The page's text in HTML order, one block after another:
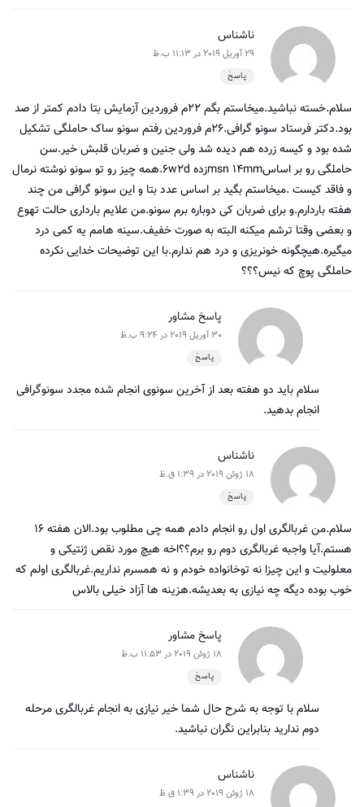
ناشناس
29 آوریل 2019 در 11:13 ب.ظ
پاسخ
سلام.خسته نباشید.میخاستم بگم ۲۲م فروردین آزمایش بتا دادم کمتر از صد
بود.دکتر فرستاد سونو گرافی.۲۶م فروردین رفتم سونو ساک حاملگی تشکیل
شده بود و کیسه زرده هم دیده شد ولی جنین و ضربان قلبش خیر.سن
حاملگی رو بر اساسmsn 14mmزده ۶w2d.همه چیز رو تو سونو نوشته نرمال
و فاقد کیست .میخاستم بگید بر اساس عدد بتا و این سونو گرافی من چند
هفته باردارم.و برای ضربان کی دوباره برم سونو.من علایم بارداری حالت تهوع
و بعضی وقتا ترشم میکنه البته به صورت خفیف.سینه هامم یه کمی درد
میگیره.هیچگونه خونریزی و درد هم ندارم.با این توضیحات خدایی نکرده
حاملگی پوچ که نیس؟؟؟
پاسخ مشاور
30 آوریل 2019 در 9:24 ب.ظ
پاسخ
سلام باید دو هفته بعد از آخرین سونوی انجام شده مجدد سونوگرافی
انجام بدهید.
ناشناس
18 ژوئن 2019 در 1:39 ق.ظ
پاسخ
سلام.من غربالگری اول رو انجام دادم همه چی مطلوب بود.الان هفته ۱۶
هستم.آیا واجبه غربالگری دوم رو برم؟؟اخه هیچ مورد نقص ژنتیکی و
معلولیت و این چیزا نه توخانواده خودم و نه همسرم نداریم.غربالگری اولم که
خوب بوده دیگه چه نیازی به بعدیشه.هزینه ها آزاد خیلی بالاس
پاسخ مشاور
18 ژوئن 2019 در 11:53 ب.ظ
پاسخ
سلام با توجه به شرح حال شما خیر نیازی به انجام غربالگری مرحله
دوم ندارید بنابراین نگران نباشید.
ناشناس
18 ژوئن 2019 در 1:39 ق.ظ